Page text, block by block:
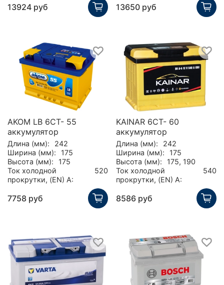
13924 руб 13650 руб
AKOM LB 6CT- 55
аккумулятор
Длина (мм):
242
Ширина (мм):
175
Высота (мм):
175
Ток холодной
прокрутки, (EN) А:
520
7758 руб
KAINAR 6CT- 60
аккумулятор
Длина (мм):
242
Ширина (мм):
175
Высота (мм):
175, 190
Ток холодной
прокрутки, (EN) А:
540
8586 руб